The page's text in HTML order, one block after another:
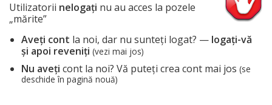
Utilizatorii nelogați nu au acces la pozele
„mărite”
Aveți cont la noi, dar nu sunteți logat? — logați-vă
și apoi reveniți (vezi mai jos)
Nu aveți cont la noi? Vă puteți crea cont mai jos (se
deschide în pagină nouă)